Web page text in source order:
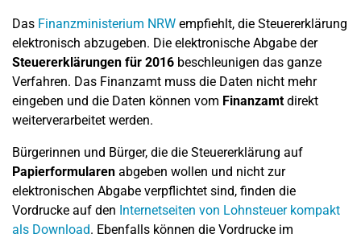
Das Finanzministerium NRW empfiehlt, die Steuererklärung
elektronisch abzugeben. Die elektronische Abgabe der
Steuererklärungen für 2016 beschleunigen das ganze
Verfahren. Das Finanzamt muss die Daten nicht mehr
eingeben und die Daten können vom Finanzamtdirekt
weiterverarbeitet werden.
Bürgerinnen und Bürger, die die Steuererklärung auf
Papierformularen abgeben wollen und nicht zur
elektronischen Abgabe verpflichtet sind, finden die
Vordrucke auf den Internetseiten von Lohnsteuer kompakt
als Download. Ebenfalls können die Vordrucke im